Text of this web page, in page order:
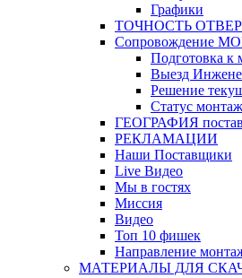
Графики
ТОЧНОСТЬ
Сопровождение
Подготовка к
Выезд
Решение
Статус
ГЕОГРАФИЯ
РЕКЛАМАЦИИ
Наши Поставщики
Live Видео
Мы в гостях
Миссия
Видео
Топ 10 фишек
Направление
МАТЕРИАЛЫ ДЛЯ